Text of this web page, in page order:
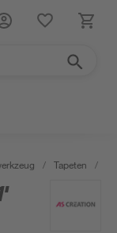
/ Tapeten /